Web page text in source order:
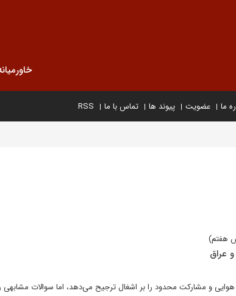
ما عضویت پیوند ها تماس با ما RSS
هفتم)
عراق
و مشارکت محدود را بر اشغال ترجیح می‌دهد، اما سوالات مشابهی